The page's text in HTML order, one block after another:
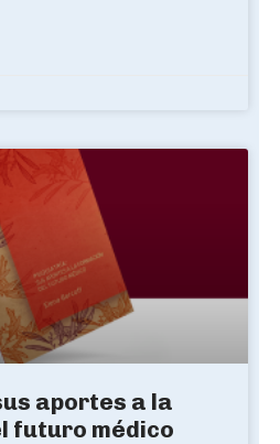
aportes a la
futuro médico